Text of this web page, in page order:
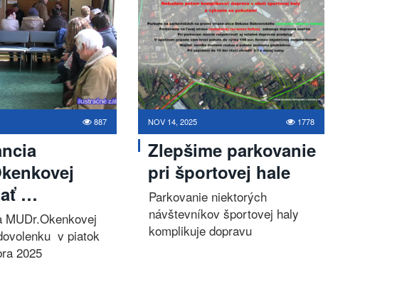
887
…
MUDr.Okenkovej
v piatok
2025
NOV 14, 2025 1778
Zlepšime parkovanie
pri športovej hale
Parkovanie niektorých
návštevníkov športovej haly
komplikuje dopravu